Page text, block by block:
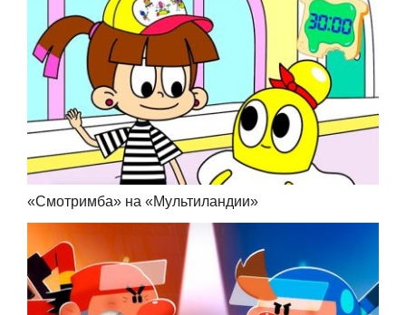
«Смотримба» на «Мультиландии»